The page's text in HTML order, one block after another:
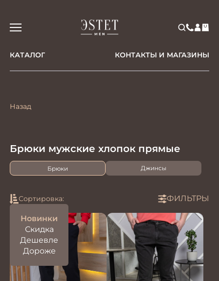
КАТАЛОГ КОНТАКТЫ И МАГАЗИНЫ
Назад
Брюки мужские хлопок прямые
Брюки Джинсы
Сортировка:
Новинки
Скидка
Дешевле
Дороже
ФИЛЬТРЫ